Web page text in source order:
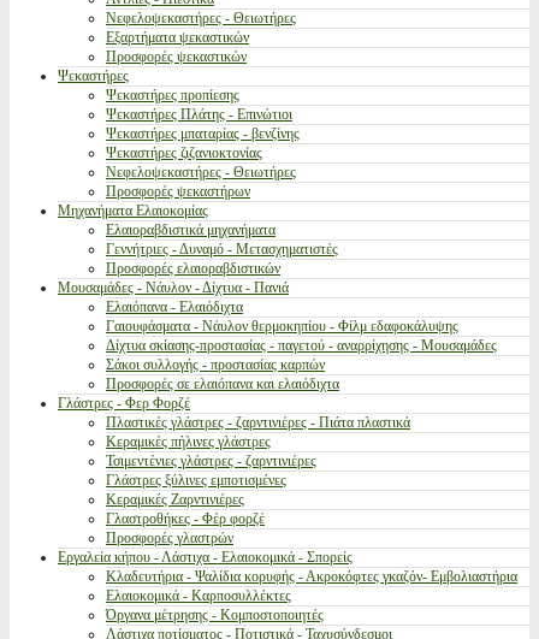
Νεφελοψεκαστήρες - Θειωτήρες
Εξαρτήματα ψεκαστικών
Προσφορές ψεκαστικών
Ψεκαστήρες
Ψεκαστήρες προπίεσης
Ψεκαστήρες Πλάτης - Επινώτιοι
Ψεκαστήρες μπαταρίας - βενζίνης
Ψεκαστήρες ζιζανιοκτονίας
Νεφελοψεκαστήρες - Θειωτήρες
Προσφορές ψεκαστήρων
Μηχανήματα Ελαιοκομίας
Ελαιοραβδιστικά μηχανήματα
Γεννήτριες - Δυναμό - Μετασχηματιστές
Προσφορές ελαιοραβδιστικών
Μουσαμάδες - Νάυλον - Δίχτυα - Πανιά
Ελαιόπανα - Ελαιόδιχτα
Γαιουφάσματα - Νάυλον θερμοκηπίου - Φίλμ εδαφοκάλυψης
Δίχτυα σκίασης-προστασίας - παγετού - αναρρίχησης - Μουσαμάδες
Σάκοι συλλογής - προστασίας καρπών
Προσφορές σε ελαιόπανα και ελαιόδιχτα
Γλάστρες - Φερ Φορζέ
Πλαστικές γλάστρες - ζαρντινιέρες - Πιάτα πλαστικά
Κεραμικές πήλινες γλάστρες
Τσιμεντένιες γλάστρες - ζαρντινιέρες
Γλάστρες ξύλινες εμποτισμένες
Κεραμικές Ζαρντινιέρες
Γλαστροθήκες - Φέρ φορζέ
Προσφορές γλαστρών
Εργαλεία κήπου - Λάστιχα - Ελαιοκομικά - Σπορείς
Κλαδευτήρια - Ψαλίδια κορυφής - Ακροκόφτες γκαζόν- Εμβολιαστήρια
Ελαιοκομικά - Καρποσυλλέκτες
Όργανα μέτρησης - Κομποστοποιητές
Λάστιχα ποτίσματος - Ποτιστικά - Ταχυσύνδεσμοι